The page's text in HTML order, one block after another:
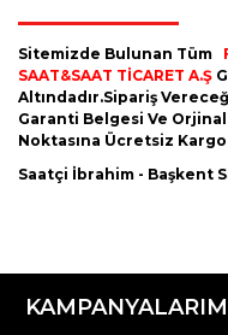
Sitemizde Bulunan Tüm
SAAT&SAAT TİCARET A.Ş
Altındadır.Sipariş
Garanti Belgesi Ve
Noktasına Ücretsiz
Saatçi İbrahim - Başkent
konularda yetersiz
Görüş ve önerileriniz